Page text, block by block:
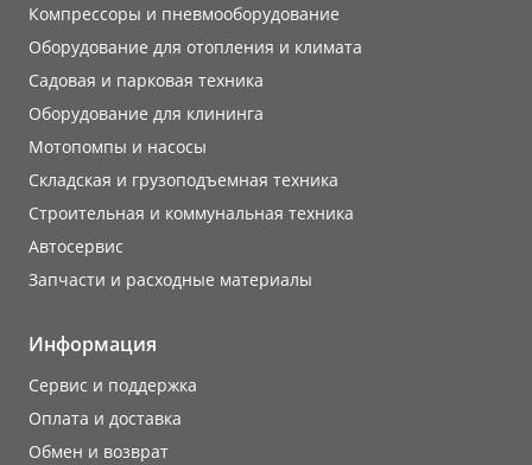
Компрессоры и пневмооборудование
Оборудование для отопления и климата
Садовая и парковая техника
Оборудование для клининга
Мотопомпы и насосы
Складская и грузоподъемная техника
Строительная и коммунальная техника
Автосервис
Запчасти и расходные материалы
Информация
Сервис и поддержка
Оплата и доставка
Обмен и возврат